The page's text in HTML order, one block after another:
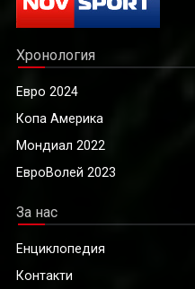
Хронология
Евро 2024
Копа Америка
Мондиал 2022
ЕвроВолей 2023
За нас
Енциклопедия
Контакти